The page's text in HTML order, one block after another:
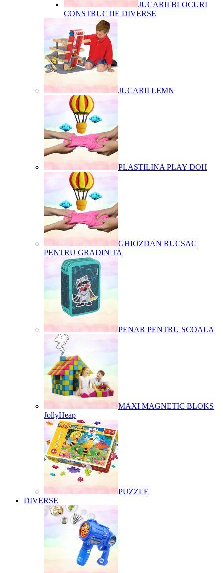
JUCARII BLOCURI
CONSTRUCTIE DIVERSE
JUCARII LEMN
PLASTILINA PLAY DOH
GHIOZDAN RUCSAC
PENTRU GRADINITA
PENAR PENTRU SCOALA
MAXI MAGNETIC BLOKS
JollyHeap
PUZZLE
DIVERSE